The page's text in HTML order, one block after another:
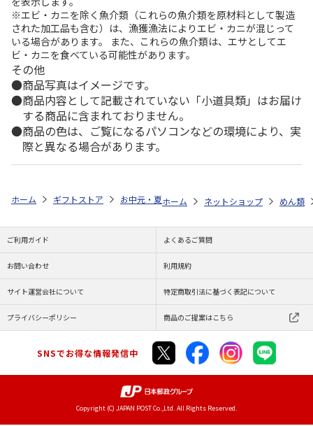
※エビ・カニを除く魚介類（これらの魚介類を原材料として製造
された加工品も含む）は、漁獲漁法によりエビ・カニが混じって
いる場合があります。 また、これらの魚介類は、エサとしてエ
ビ・カニを食べている可能性があります。
その他
商品写真はイメージです。
商品内容として記載されていない「小道具類」はお届け
する商品に含まれておりません。
商品の色は、ご覧になるパソコンなどの環境により、実
際と異なる場合があります。
ホーム ギフトストア お中元・夏ギフト特集 2026 ゆうゆうギフト
ホーム ネットショップ めん類
ご利用ガイド よくあるご質問
お問い合わせ 利用規約
サイト運営会社について 特定商取引法に基づく表記について
プライバシーポリシー 商品のご提案はこちら
SNSでお得な情報発信中
Copyright (C) JAPAN POST Co.,Ltd. All Rights Reserved.